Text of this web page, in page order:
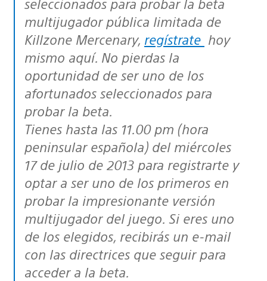
multijugador pública limitada de
Killzone Mercenary, regístrate hoy
mismo aquí. No pierdas la
oportunidad de ser uno de los
afortunados seleccionados para
probar la beta.
Tienes hasta las 11.00 pm (hora
peninsular española) del miércoles
17 de julio de 2013 para registrarte y
optar a ser uno de los primeros en
probar la impresionante versión
multijugador del juego. Si eres uno
de los elegidos, recibirás un e-mail
con las directrices que seguir para
acceder a la beta.